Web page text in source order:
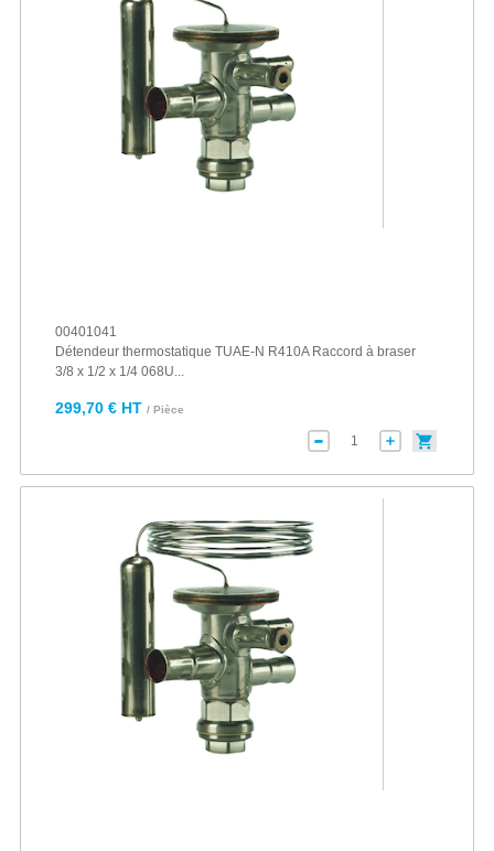
00401041
Détendeur thermostatique TUAE-N R410A Raccord à braser
3/8 x 1/2 x 1/4 068U...
299,70 € HT / Pièce